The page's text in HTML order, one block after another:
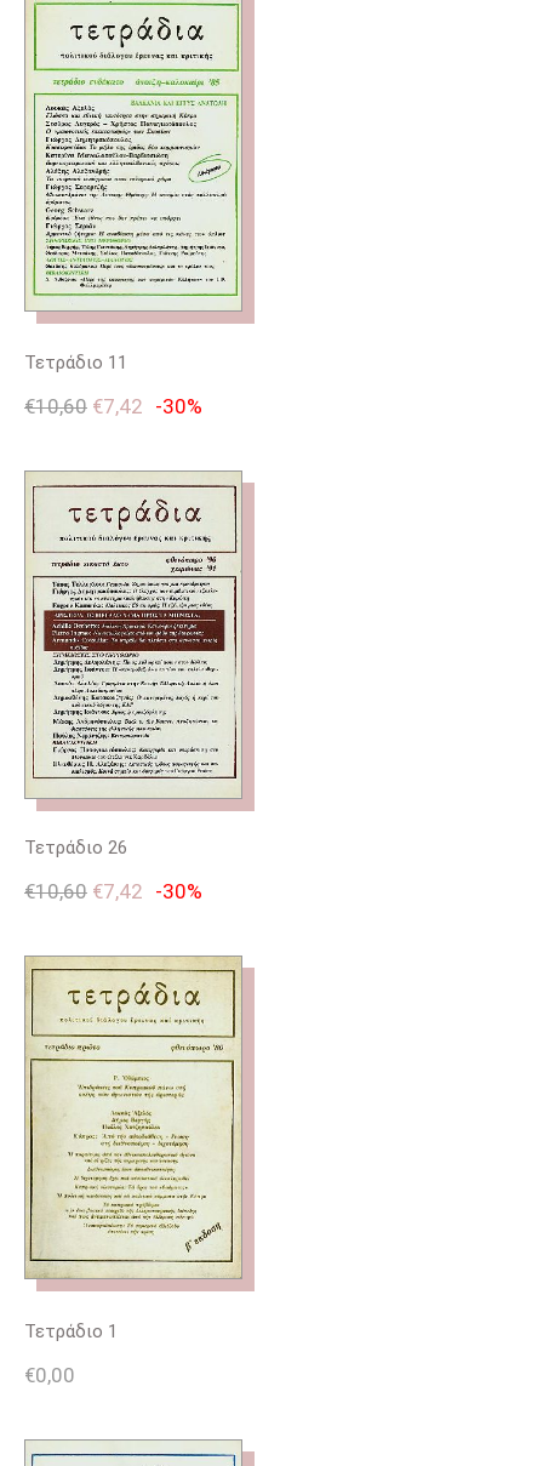
Τετράδιο 11
€10,60 €7,42 -30%
Τετράδιο 26
€10,60 €7,42 -30%
Τετράδιο 1
€0,00